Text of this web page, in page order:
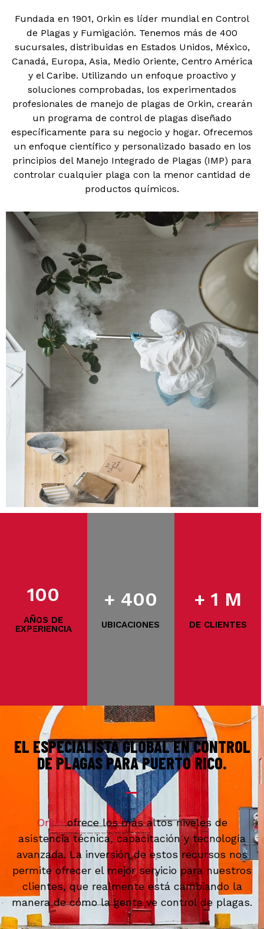
Fundada en 1901, Orkin es líder mundial en Control
de Plagas y Fumigación. Tenemos más de 400
sucursales, distribuidas en Estados Unidos, México,
Canadá, Europa, Asia, Medio Oriente, Centro América
y el Caribe. Utilizando un enfoque proactivo y
soluciones comprobadas, los experimentados
profesionales de manejo de plagas de Orkin, crearán
un programa de control de plagas diseñado
específicamente para su negocio y hogar. Ofrecemos
un enfoque científico y personalizado basado en los
principios del Manejo Integrado de Plagas (IMP) para
controlar cualquier plaga con la menor cantidad de
productos químicos.
100
AÑOS DE
EXPERIENCIA
+ 400
UBICACIONES
+ 1 M
DE CLIENTES
EL ESPECIALISTA GLOBAL EN CONTROL
DE PLAGAS PARA PUERTO RICO.
Orkinofrece los más altos niveles de
asistencia técnica, capacitación y tecnología
avanzada. La inversión de estos recursos nos
permite ofrecer el mejor servicio para nuestros
clientes, que realmente está cambiando la
manera de cómo la gente ve control de plagas.